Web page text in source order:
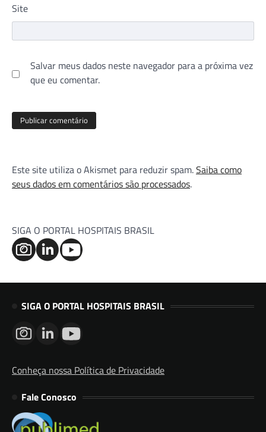
Site
Salvar meus dados neste navegador para a próxima vez
que eu comentar.
Este site utiliza o Akismet para reduzir spam.Saiba como
seus dados em comentários são processados.
SIGA O PORTAL HOSPITAIS BRASIL
SIGA O PORTAL HOSPITAIS BRASIL
Conheça nossa Política de Privacidade
Fale Conosco